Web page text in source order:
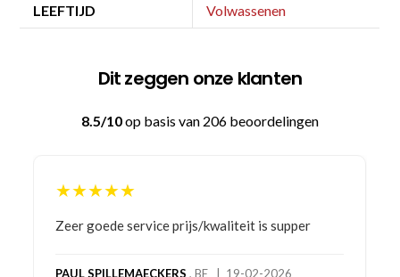
LEEFTIJD Volwassenen
Dit zeggen onze klanten
8.5/10op basis van 206 beoordelingen
★★★★★
Bestelling gedaan vanwege goede prijzen en
bestelling al ontvangen met gifts, waardoor je